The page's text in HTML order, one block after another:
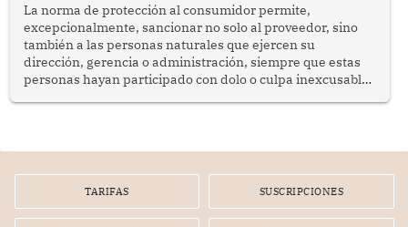
La norma de protección al consumidor permite,
excepcionalmente, sancionar no solo al proveedor, sino
también a las personas naturales que ejercen su
dirección, gerencia o administración, siempre que estas
personas hayan participado con dolo o culpa inexcusable
por la frustrada realización de un meet and greet con
TARIFAS SUSCRIPCIONES